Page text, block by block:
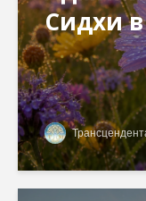
Сидхи